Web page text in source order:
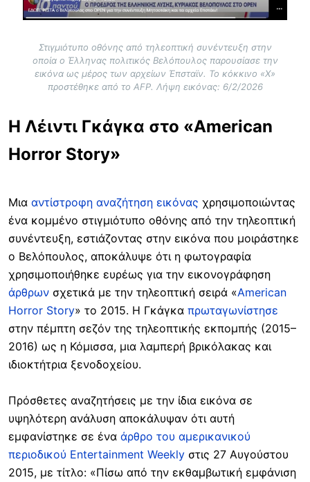
Στιγμιότυπο οθόνης από τηλεοπτική συνέντευξη στην
οποία ο Έλληνας πολιτικός Βελόπουλος παρουσίασε την
εικόνα ως μέρος των αρχείων Έπσταϊν. Το κόκκινο «Χ»
προστέθηκε από το AFP. Λήψη εικόνας: 6/2/2026
Η Λέιντι Γκάγκα στο «American
Horror Story»
Μια αντίστροφη αναζήτηση εικόνας χρησιμοποιώντας
ένα κομμένο στιγμιότυπο οθόνης από την τηλεοπτική
συνέντευξη, εστιάζοντας στην εικόνα που μοιράστηκε
ο Βελόπουλος, αποκάλυψε ότι η φωτογραφία
χρησιμοποιήθηκε ευρέως για την εικονογράφηση
άρθρων σχετικά με την τηλεοπτική σειρά «American
Horror Story» το 2015. Η Γκάγκα πρωταγωνίστησε
στην πέμπτη σεζόν της τηλεοπτικής εκπομπής (2015–
2016) ως η Κόμισσα, μια λαμπερή βρικόλακας και
ιδιοκτήτρια ξενοδοχείου.
Πρόσθετες αναζητήσεις με την ίδια εικόνα σε
υψηλότερη ανάλυση αποκάλυψαν ότι αυτή
εμφανίστηκε σε ένα άρθρο του αμερικανικού
περιοδικού Entertainment Weekly στις 27 Αυγούστου
2015, με τίτλο: «Πίσω από την εκθαμβωτική εμφάνιση